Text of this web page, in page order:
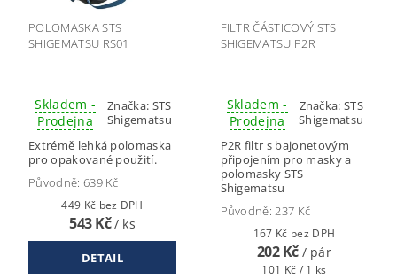
POLOMASKA STS
SHIGEMATSU RS01
Skladem -
Prodejna
Značka: STS
Shigematsu
Extrémě lehká polomaska
pro opakované použití.
Původně: 639 Kč
449 Kč bez DPH
543 Kč/ ks
DETAIL
FILTR ČÁSTICOVÝ STS
SHIGEMATSU P2R
Skladem -
Prodejna
Značka:STS
Shigematsu
P2R filtr s bajonetovým
připojením pro masky a
polomasky STS
Shigematsu
Původně:237 Kč
167 Kč bez DPH
202 Kč / pár
101 Kč / 1 ks